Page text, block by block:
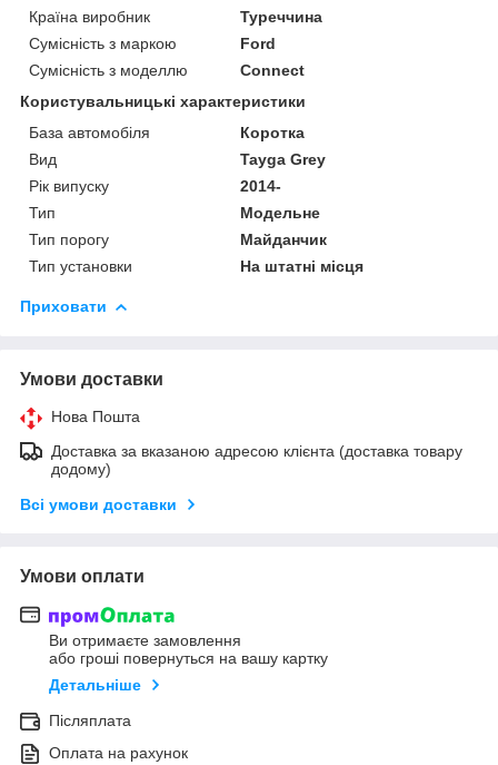
Країна виробник
Туреччина
Сумісність з маркою
Ford
Сумісність з моделлю
Connect
Користувальницькі характеристики
База автомобіля
Коротка
Вид
Tayga Grey
Рік випуску
2014-
Тип
Модельне
Тип порогу
Майданчик
Тип установки
На штатні місця
Приховати
Умови доставки
Нова Пошта
Доставка за вказаною адресою клієнта (доставка товару
додому)
Всі умови доставки
Умови оплати
Ви отримаєте замовлення
або гроші повернуться на вашу картку
Детальніше
Післяплата
Оплата на рахунок